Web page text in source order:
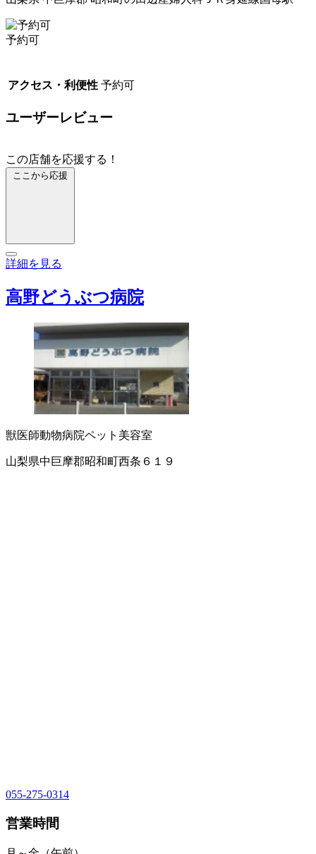
予約可
アクセス・利便性 予約可
ユーザーレビュー
この店舗を応援する！
ここから応援
詳細を見る
高野どうぶつ病院
獣医師動物病院ペット美容室
山梨県中巨摩郡昭和町西条６１９
055-275-0314
営業時間